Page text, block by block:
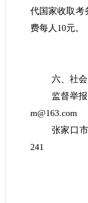
代国家收取考
费每人10元。
六、社
监督举
m@163.com
张家口
241